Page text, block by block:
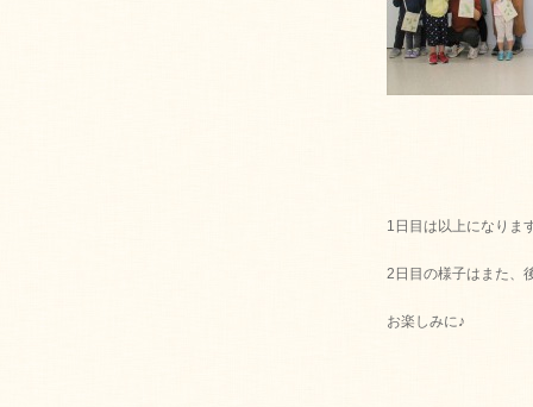
1日目は以上になりま
2日目の様子はまた、
お楽しみに♪